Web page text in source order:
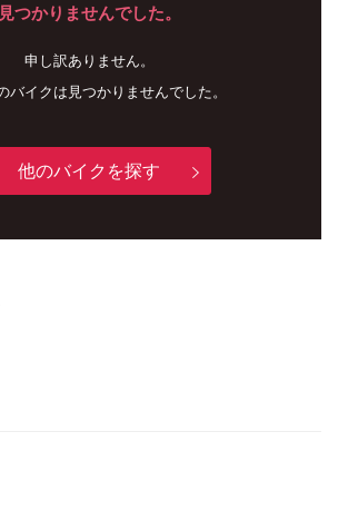
見つかりませんでした。
申し訳ありません。
バイクは見つかりませんでした。
他のバイクを探す